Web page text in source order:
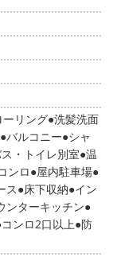
ーリング 洗髪洗面
バルコニー シャ
・トイレ別室 温
ンロ 屋内駐車場
ス 床下収納 イン
ンターキッチン
コンロ2口以上 防